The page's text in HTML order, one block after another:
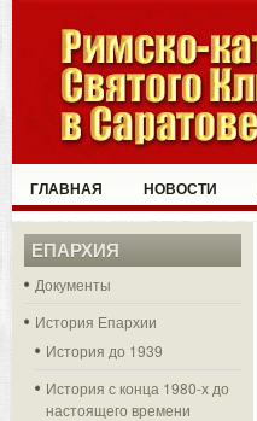
ГЛАВНАЯ НОВОСТИ
ЕПАРХИЯ
Документы
История Епархии
История до 1939
История с конца 1980-х до
настоящего времени